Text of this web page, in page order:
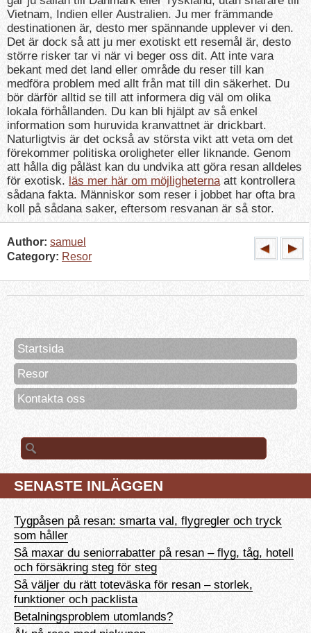
Vietnam, Indien eller Australien. Ju mer främmande
destinationen är, desto mer spännande upplever vi den.
Det är dock så att ju mer exotiskt ett resemål är, desto
större risker tar vi när vi beger oss dit. Att inte vara
bekant med det land eller område du reser till kan
medföra problem med allt från mat till din säkerhet. Du
bör därför alltid se till att informera dig väl om olika
lokala förhållanden. Du kan bli hjälpt av så enkel
information som huruvida kranvattnet är drickbart.
Naturligtvis är det också av största vikt att veta om det
förekommer politiska oroligheter eller liknande. Genom
att hålla dig påläst kan du undvika att göra resan alldeles
för exotisk. läs mer här om möjligheternaatt kontrollera
sådana fakta. Människor som reser i jobbet har ofta bra
koll på sådana saker, eftersom resvanan är så stor.
Author: samuel
Category: Resor
Startsida
Resor
Kontakta oss
Sök
efter:
SENASTE INLÄGGEN
Tygpåsen på resan: smarta val, flygregler och tryck
som håller
Så maxar du seniorrabatter på resan – flyg, tåg, hotell
och försäkring steg för steg
Så väljer du rätt toteväska för resan – storlek,
funktioner och packlista
Betalningsproblem utomlands?